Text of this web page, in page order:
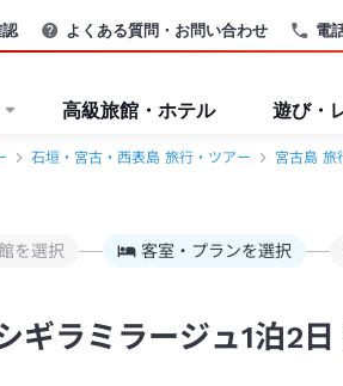
電
よくある質問・お問い合わせ
高級旅館・ホテル 遊び・
石垣・宮古・西表島 旅行・ツアー 宮古島 旅
を選択 客室・プランを選択
ラミラージュ1泊2